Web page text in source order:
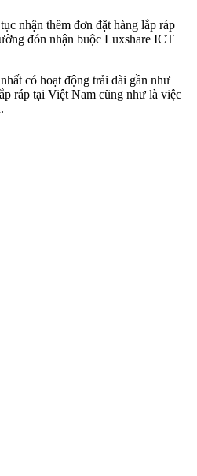
nhận thêm đơn đặt hàng lắp ráp
đón nhận buộc Luxshare ICT
có hoạt động trải dài gần như
ráp tại Việt Nam cũng như là việc